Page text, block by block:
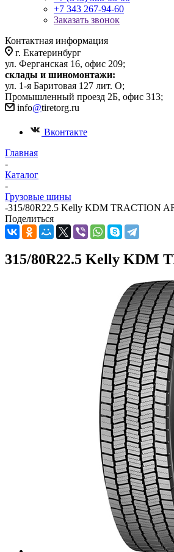
+7 343 267-94-60
Заказать звонок
Контактная информация
г. Екатеринбург
ул. Ферганская 16, офис 209;
склады и шиномонтажи:
ул. 1-я Баритовая 127 лит. О;
Промышленный проезд 2Б, офис 313;
info@tiretorg.ru
Вконтакте
Главная
-
Каталог
-
Грузовые шины
-315/80R22.5 Kelly KDM TRACTION
Поделиться
315/80R22.5 Kelly KDM